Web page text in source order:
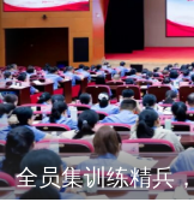
全员集训练精兵
湖北省检察院调